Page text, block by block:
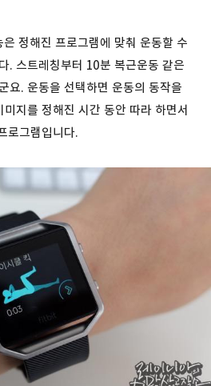
정해진 프로그램에 맞춰 운동할 수
. 스트레칭부터 10분 복근운동 같은
요. 운동을 선택하면 운동의 동작을
지를 정해진 시간 동안 따라 하면서
로그램입니다.